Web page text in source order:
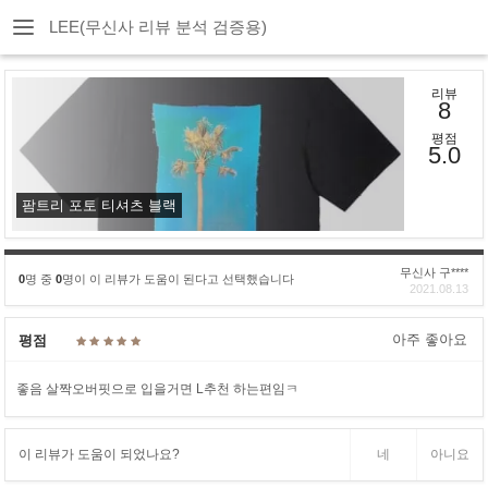
LEE(무신사 리뷰 분석 검증용)
팜트리 포토 티셔츠 블랙
리뷰
8
평점
5.0
0명 중 0명이 이 리뷰가 도움이 된다고 선택했습니다
무신사 구****
2021.08.13
평점 아주 좋아요
좋음 살짝오버핏으로 입을거면 L추천 하는편임ㅋ
이 리뷰가 도움이 되었나요? 네 아니요